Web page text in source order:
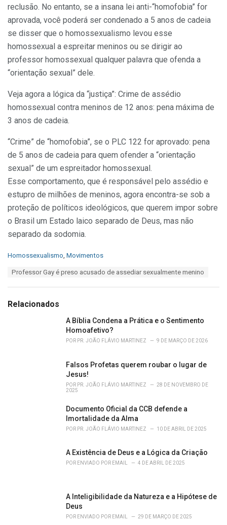
reclusão. No entanto, se a insana lei anti-“homofobia” for
aprovada, você poderá ser condenado a 5 anos de cadeia
se disser que o homossexualismo levou esse
homossexual a espreitar meninos ou se dirigir ao
professor homossexual qualquer palavra que ofenda a
“orientação sexual” dele.
Veja agora a lógica da “justiça”: Crime de assédio
homossexual contra meninos de 12 anos: pena máxima de
3 anos de cadeia.
“Crime” de “homofobia”, se o PLC 122 for aprovado: pena
de 5 anos de cadeia para quem ofender a “orientação
sexual” de um espreitador homossexual.
Esse comportamento, que é responsável pelo assédio e
estupro de milhões de meninos, agora encontra-se sob a
proteção de políticos ideológicos, que querem impor sobre
o Brasil um Estado laico separado de Deus, mas não
separado da sodomia.
C
o
r
Homossexualismo Movimentos
:
Professor Gay é preso acusado de assediar sexualmente menino
Relacionados
A Bíblia Condena a Prática e o Sentimento
Homoafetivo?
POR PR. JOÃO FLÁVIO MARTINEZ 9 DE MARÇO DE 2026
Falsos Profetas querem roubar o lugar de
Jesus!
POR PR. JOÃO FLÁVIO MARTINEZ
28 DE NOVEMBRO DE
2025
Documento Oficial da CCB defende a
Imortalidade da Alma
POR PR. JOÃO FLÁVIO MARTINEZ 10 DE ABRIL DE 2025
A Existência de Deus e a Lógica da Criação
POR ENVIADO POR EMAIL 4 DE ABRIL DE 2025
A Inteligibilidade da Natureza e a Hipótese de
Deus
POR ENVIADO POR EMAIL 29 DE MARÇO DE 2025